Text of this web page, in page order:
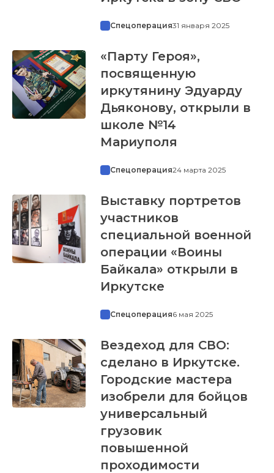
Спецоперация31 января 2025
«Парту Героя»,
посвященную
иркутянину Эдуарду
Дьяконову, открыли в
школе №14
Мариуполя
Спецоперация24 марта 2025
Выставку портретов
участников
специальной военной
операции «Воины
Байкала» открыли в
Иркутске
Спецоперация6 мая 2025
Вездеход для СВО:
сделано в Иркутске.
Городские мастера
изобрели для бойцов
универсальный
грузовик
повышенной
проходимости